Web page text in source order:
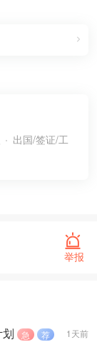
出国/签证/工
举报
1天前
急 荐